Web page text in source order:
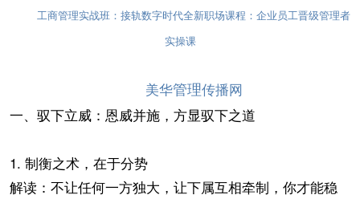
工商管理实战班：接轨数字时代全新职场课程：企业员工晋级管理者
实操课
美华管理传播网
一、驭下立威：恩威并施，方显驭下之道
1. 制衡之术，在于分势
解读：不让任何一方独大，让下属互相牵制，你才能稳